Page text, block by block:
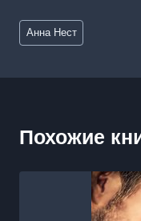
Метки
записи:
Анна Нест
Похожие